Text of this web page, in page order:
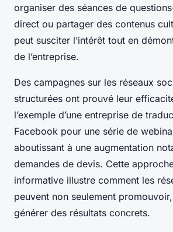
organiser des séances de
direct ou partager des contenus
peut susciter l’intérêt tout en
de l’entreprise.
Des campagnes sur les réseaux
structurées ont prouvé leur
l’exemple d’une entreprise de
Facebook pour une série de
aboutissant à une augmentation
demandes de devis. Cette
informative illustre comment les
peuvent non seulement
générer des résultats concrets.